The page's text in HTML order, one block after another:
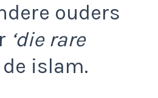
ouders
‘die rare
islam.